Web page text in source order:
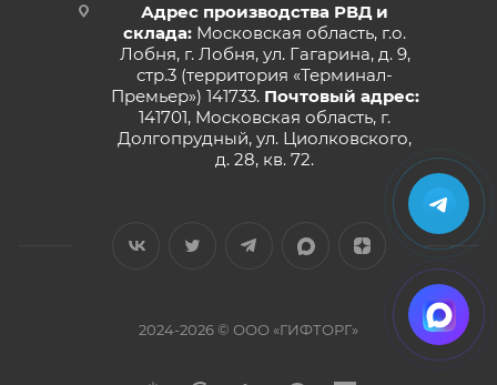
Адрес производства РВД и
склада: Московская область, г.о.
Лобня, г. Лобня, ул. Гагарина, д. 9,
стр.3 (территория «Терминал-
Премьер») 141733. Почтовый адрес:
141701, Московская область, г.
Долгопрудный, ул. Циолковского,
д. 28, кв. 72.
2024-2026 © ООО «ГИФТОРГ»